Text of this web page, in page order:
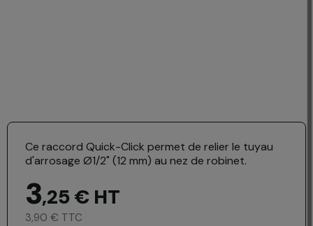
Ce raccord Quick-Click permet de relier le tuyau
d'arrosage Ø1/2" (12 mm) au nez de robinet.
3,25 € HT
3,90 € TTC